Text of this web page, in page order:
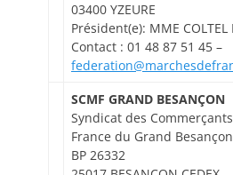
03400 YZEURE
Président(e): MME COLTEL
Contact : 01 48 87 51 45 –
SCMF GRAND BESANÇON
Syndicat des
France du Grand Besançon
BP 26332